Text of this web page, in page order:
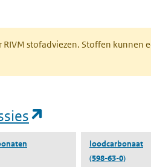
RIVM stofadviezen. Stoffen
loodcarbonaat
(598-63-0)